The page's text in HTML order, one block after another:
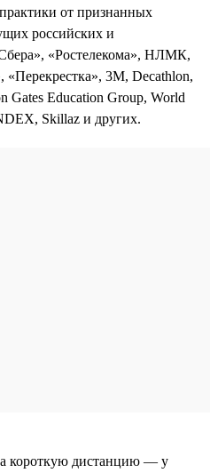
от признанных
российских и
«Ростелекома», НЛМК,
3М, Decathlon,
Education Group, World
Skillaz и других.
короткую дистанцию — у